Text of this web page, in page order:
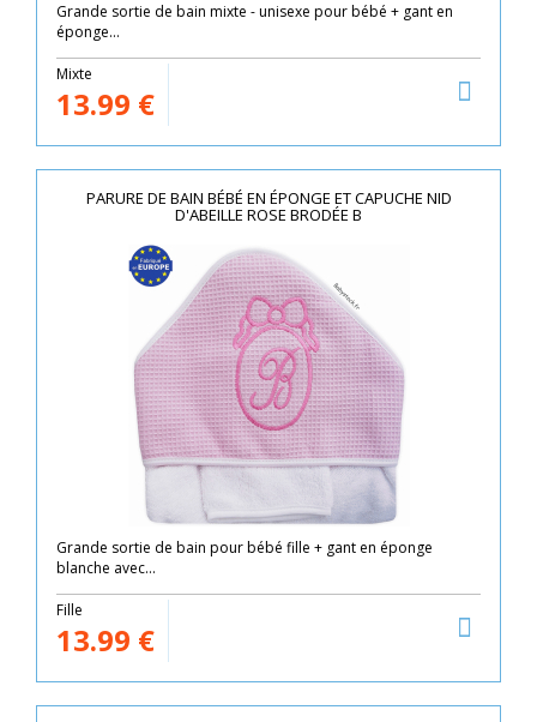
Grande sortie de bain mixte - unisexe pour bébé + gant en
éponge...
Mixte
13.99 €
PARURE DE BAIN BÉBÉ EN ÉPONGE ET CAPUCHE NID
D'ABEILLE ROSE BRODÉE B
Grande sortie de bain pour bébé fille + gant en éponge
blanche avec...
Fille
13.99 €